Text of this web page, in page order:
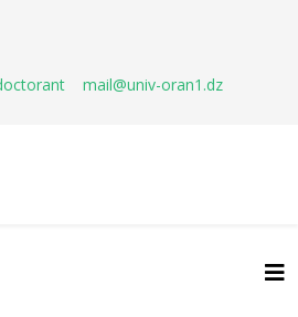
mail@univ-oran1.dz